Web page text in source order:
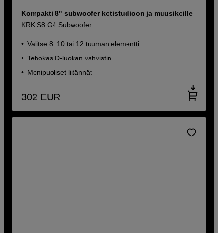
Kompakti 8" subwoofer kotistudioon ja muusikoille
KRK S8 G4 Subwoofer
Valitse 8, 10 tai 12 tuuman elementti
Tehokas D-luokan vahvistin
Monipuoliset liitännät
302 EUR